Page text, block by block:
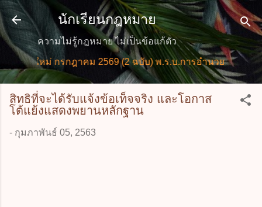
ข้ามไปที่เนื้อหาหลัก
นักเรียนกฎหมาย
ความไม่รู้กฎหมาย ไม่เป็นข้อแก้ตัว
ยใหม่ กรกฎาคม 2569 (2 ฉบับ) พ.ร.บ.การอำนวยการความส
สิทธิที่จะได้รับแจ้งข้อเท็จจริง และโอกาส
โต้แย้งแสดงพยานหลักฐาน
- กุมภาพันธ์ 05, 2563